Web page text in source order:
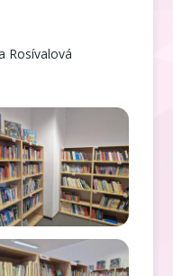
Rosívalová